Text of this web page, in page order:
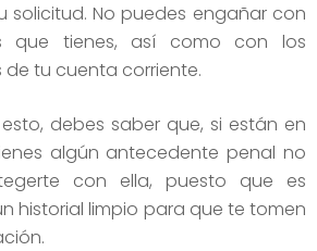
solicitud. No puedes engañar con
que tienes, así como con los
de tu cuenta corriente.
debes saber que, si están en
algún antecedente penal no
con ella, puesto que es
historial limpio para que te tomen